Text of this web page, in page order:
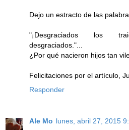
Dejo un estracto de las
"¡Desgraciados los
desgraciados."...
¿Por qué nacieron hijos tan
Felicitaciones por el artículo,
Responder
Ale Mo lunes, abril 27, 2015